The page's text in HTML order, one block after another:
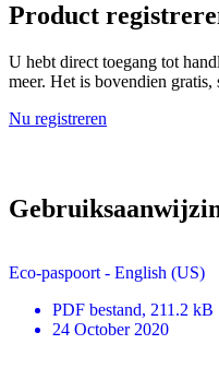
Product
U hebt direct toegang tot
meer. Het is bovendien gratis,
Nu registreren
Eco-paspoort - English (US)
PDF bestand, 211.2 kB
24 October 2020